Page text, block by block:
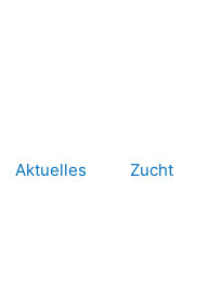
Aktuelles Zucht